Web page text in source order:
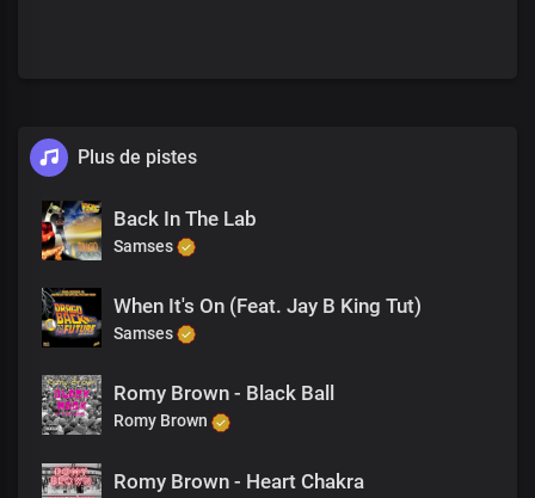
Plus de pistes
Back In The Lab
Samses
When It's On (Feat. Jay B King Tut)
Samses
Romy Brown - Black Ball
Romy Brown
Romy Brown - Heart Chakra